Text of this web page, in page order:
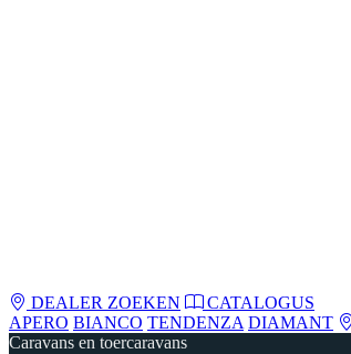
DEALER ZOEKEN
CATALOGUS
APERO BIANCO TENDENZA DIAMANT
Caravans en toercaravans